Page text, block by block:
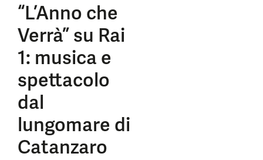
“L’Anno che
Verrà” su Rai
1: musica e
spettacolo
dal
lungomare di
Catanzaro